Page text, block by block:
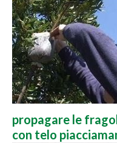
propagare le
con telo